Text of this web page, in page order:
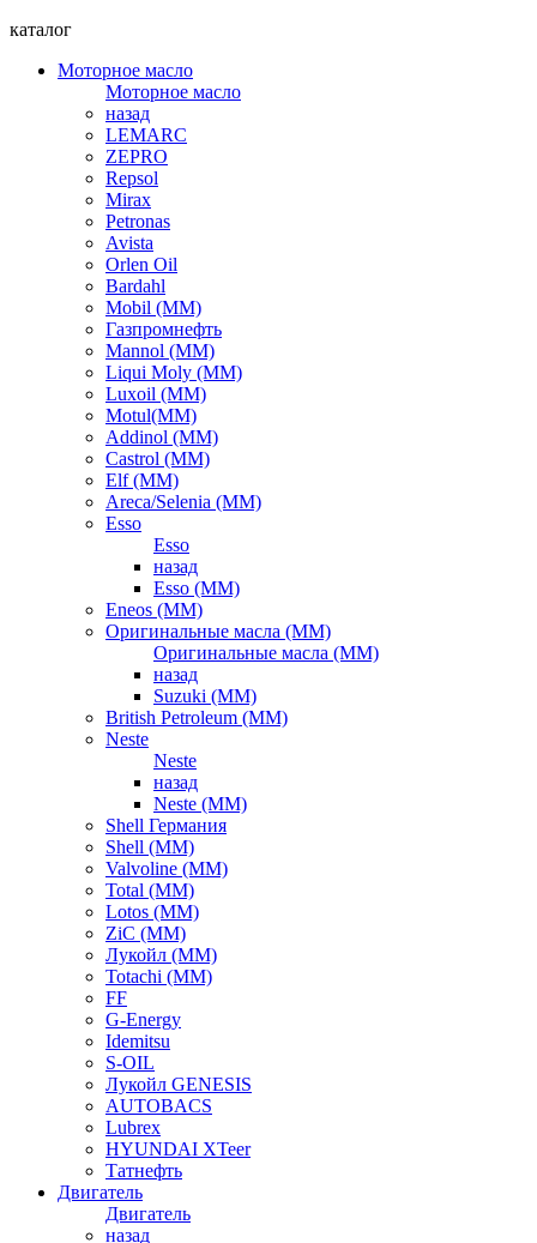
каталог
Моторное масло
Моторное масло
назад
LEMARC
ZEPRO
Repsol
Mirax
Petronas
Avista
Orlen Oil
Bardahl
Mobil (ММ)
Газпромнефть
Mannol (ММ)
Liqui Moly (ММ)
Luxoil (ММ)
Motul(ММ)
Addinol (ММ)
Castrol (ММ)
Elf (ММ)
Areca/Selenia (ММ)
Esso
Esso
назад
Esso (ММ)
Eneos (ММ)
Оригинальные масла (ММ)
Оригинальные масла (ММ)
назад
Suzuki (ММ)
British Petroleum (ММ)
Neste
Neste
назад
Neste (ММ)
Shell Германия
Shell (ММ)
Valvoline (ММ)
Total (ММ)
Lotos (ММ)
ZiC (ММ)
Лукойл (ММ)
Totachi (MM)
FF
G-Energy
Idemitsu
S-OIL
Лукойл GENESIS
AUTOBACS
Lubrex
HYUNDAI XTeer
Татнефть
Двигатель
Двигатель
назад